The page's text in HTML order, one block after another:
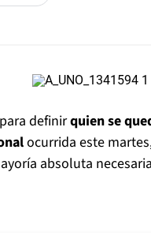
definirquien se
ocurrida este
absoluta